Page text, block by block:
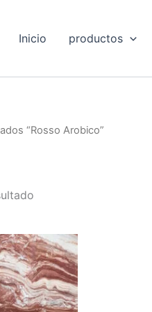
Inicio productos
“Rosso Arobico”